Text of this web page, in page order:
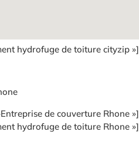
hydrofuge de toiture cityzip »]
de couverture Rhone »]
hydrofuge de toiture Rhone »]